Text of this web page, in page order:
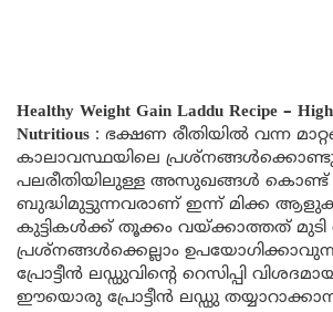
Healthy Weight Gain Laddu Recipe –
Nutritious : ഭക്ഷണ രീതിയിൽ വന്ന
കാലാവസ്ഥയിലെ
പലരീതിയിലുള്ള അസുഖങ്ങൾ കൊണ്ട്
ബുദ്ധിമുട്ടുന്നവരാണ് ഇന്ന് മിക്ക
കുട്ടികൾക്ക് തൂക്കം വയ്ക്കാത്തത് മുടി
പ്രശ്നങ്ങൾക്കെല്ലാം
പ്രോട്ടീൻ ലഡ്ഡുവിന്റെ റെസിപ്പി
ഈയൊരു പ്രോട്ടീൻ ലഡ്ഡു